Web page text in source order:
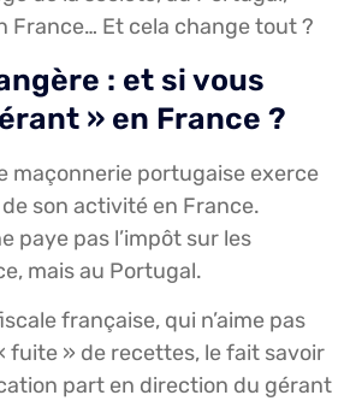
France… Et cela change tout ?
: et si vous
» en France ?
maçonnerie portugaise exerce
son activité en France.
paye pas l’impôt sur les
mais au Portugal.
française, qui n’aime pas
fuite » de recettes, le fait savoir
part en direction du gérant